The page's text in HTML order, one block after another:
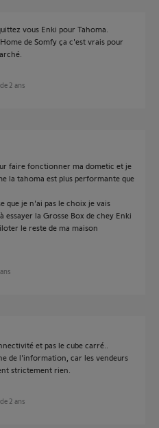
vous Enki pour Tahoma.
de Somfy ça c'est vrais pour
2 ans
faire fonctionner ma dometic et je
la tahoma est plus performante que
que je n'ai pas le choix je vais
essayer la Grosse Box de chey Enki
le reste de ma maison
et pas le cube carré..
de l'information, car les vendeurs
strictement rien.
2 ans